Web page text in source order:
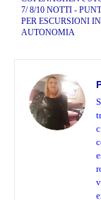
7/ 8/10 NOTTI -
PER ESCURSIONI IN
AUTONOMIA